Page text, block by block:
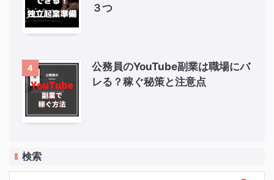
３つ
4
公務員のYouTube副業は職場にバ
レる？稼ぐ秘策と注意点
検索